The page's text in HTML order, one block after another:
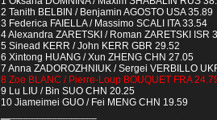
2 Tanith BELBIN / Benjamin AGOSTO USA 35.89
3 Federica FAIELLA / Massimo SCALI ITA 33.54
4 Alexandra ZARETSKI / Roman ZARETSKI ISR
5 Sinead KERR / John KERR GBR 29.52
6 Xintong HUANG / Xun ZHENG CHN 27.05
7 Anna ZADOROZHNIUK / Sergei VERBILLO
8 Zoe BLANC / Pierre-Loup BOUQUET FRA
9 Lu LIU / Bin SUO CHN 20.25
10 Jiameimei GUO / Fei MENG CHN 19.59
_________________